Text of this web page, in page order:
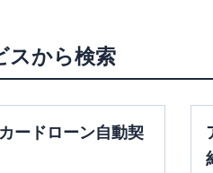
スから検索
ードローン自動契